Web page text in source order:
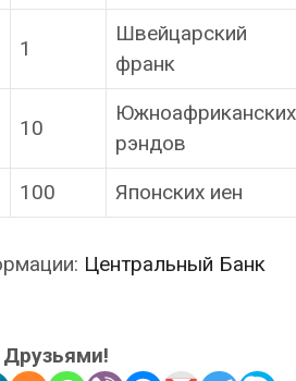
1
Швейцарский
франк
10
Южноафриканских
рэндов
100 Японских иен
Центральный Банк